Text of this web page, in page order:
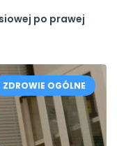
po prawej
ZDROWIE OGÓLNE